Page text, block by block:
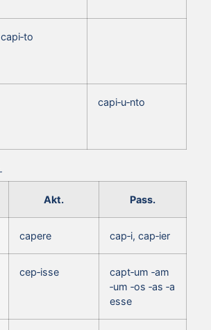
capi‑to
capi‑u‑nto
Akt. Pass.
capere cap‑i, cap‑ier
cep‑isse
capt‑um ‑am
‑um ‑os ‑as ‑a
esse